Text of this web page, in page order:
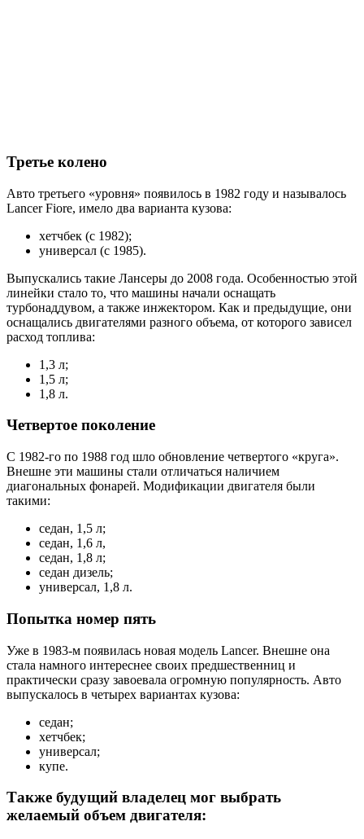
Третье колено
Авто третьего «уровня» появилось в 1982 году и называлось
Lancer Fiore, имело два варианта кузова:
хетчбек (с 1982);
универсал (с 1985).
Выпускались такие Лансеры до 2008 года. Особенностью этой
линейки стало то, что машины начали оснащать
турбонаддувом, а также инжектором. Как и предыдущие, они
оснащались двигателями разного объема, от которого зависел
расход топлива:
1,3 л;
1,5 л;
1,8 л.
Четвертое поколение
С 1982-го по 1988 год шло обновление четвертого «круга».
Внешне эти машины стали отличаться наличием
диагональных фонарей. Модификации двигателя были
такими:
седан, 1,5 л;
седан, 1,6 л,
седан, 1,8 л;
седан дизель;
универсал, 1,8 л.
Попытка номер пять
Уже в 1983-м появилась новая модель Lancer. Внешне она
стала намного интереснее своих предшественниц и
практически сразу завоевала огромную популярность. Авто
выпускалось в четырех вариантах кузова:
седан;
хетчбек;
универсал;
купе.
Также будущий владелец мог выбрать
желаемый объем двигателя: